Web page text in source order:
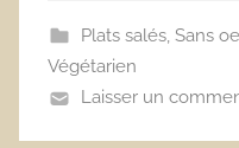
Plats salés, Sans
Végétarien
Laisser un